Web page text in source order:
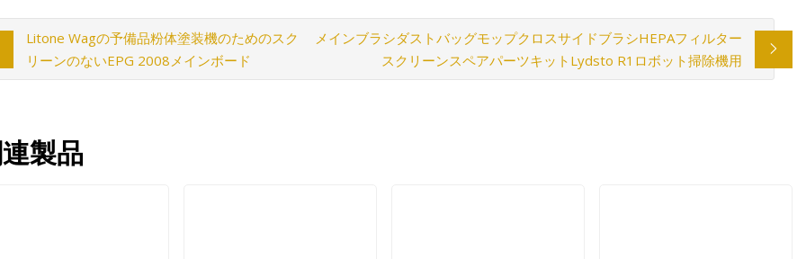
Litone Wagの予備品粉体塗装機のためのスク
リーンのないEPG 2008メインボード
メインブラシダストバッグモップクロスサイドブラシHEPAフィルター
スクリーンスペアパーツキットLydsto R1ロボット掃除機用
製品